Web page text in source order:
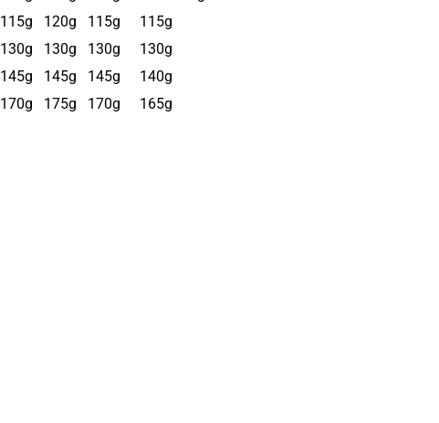
115g 120g 115g
115g
130g 130g 130g
130g
145g 145g 145g
140g
170g 175g 170g 165g